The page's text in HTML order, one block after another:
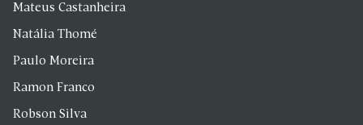
Mateus Castanheira
Natália Thomé
Paulo Moreira
Ramon Franco
Robson Silva